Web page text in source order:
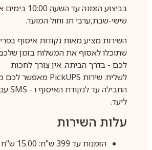
בביצוע הזמנה עד
שישי-שבת,ערבי חג וחול המועד.
השירות מציע מאות נקודות איסוף
שתוכלו לאסוף את המשלוח בזמן
לכם - בדרך הביתה. אין צורך לחכות
לשליח. שירות PickUPSמאפשר לכם
החבילה עד לנקודת האיסוף ו - SMSעם
ליעד.
עלות השירות
הזמנות עד 399 ש"ח: 15.00 ש"ח